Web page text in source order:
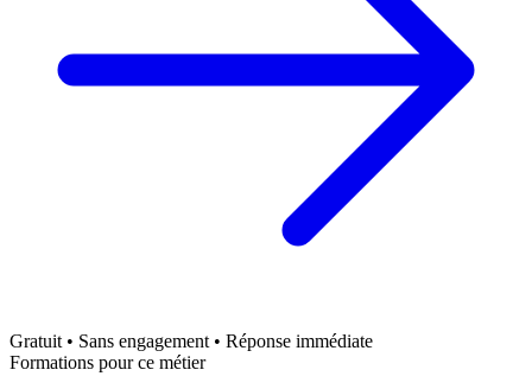
Gratuit • Sans engagement • Réponse immédiate
Formations pour ce métier